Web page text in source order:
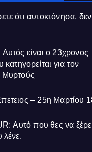
ότι αυτοκτόνησα, δεν
Αυτός είναι ο 23χρονος
για τον
Μυρτούς
– 25η Μαρτίου
Αυτό που θες να
λένε.